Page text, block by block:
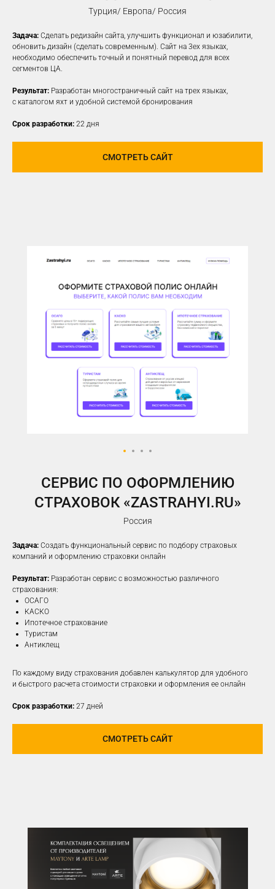
Турция/ Европа/ Россия
Задача: Сделать редизайн сайта, улучшить функционал и юзабилити,
обновить дизайн (сделать современным). Сайт на 3ех языках,
необходимо обеспечить точный и понятный перевод для всех
сегментов ЦА.
Результат: Разработан многостраничный сайт на трех языках,
с каталогом яхт и удобной системой бронирования
Срок разработки: 22 дня
СМОТРЕТЬ САЙТ
CЕРВИС ПО ОФОРМЛЕНИЮ
СТРАХОВОК «ZASTRAHYI.RU»
Россия
Задача: Создать функциональный сервис по подбору страховых
компаний и оформлению страховки онлайн
Результат: Разработан сервис с возможностью различного
страхования:
ОСАГО
КАСКО
Ипотечное страхование
Туристам
Антиклещ
По каждому виду страхования добавлен калькулятор для удобного
и быстрого расчета стоимости страховки и оформления ее онлайн
Срок разработки: 27 дней
СМОТРЕТЬ САЙТ
КОНТЕКСТНАЯ
РЕКЛАМА
Создаем рекламные объявления
на различных платформах для привлечения
новой заинтересованной ЦА
У ВАС ЕСТЬ САЙТ,
НО РЕКЛАМА НЕ ПРИНОСИТ
ЖЕЛАЕМОГО КОЛИЧЕСТВА
ЗАЯВОК?
Предлагаем решение, которое
увеличить заявки
ПОДРОБНЕЕ